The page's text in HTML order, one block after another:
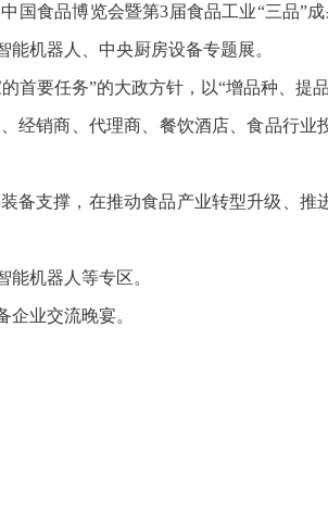
食品博览会暨第3届食品工业“三品”
机器人、中央厨房设备专题展。
首要任务”的大政方针，以“增品种、提
销商、代理商、餐饮酒店、食品行业
支撑，在推动食品产业转型升级、推
机器人等专区。
业交流晚宴。